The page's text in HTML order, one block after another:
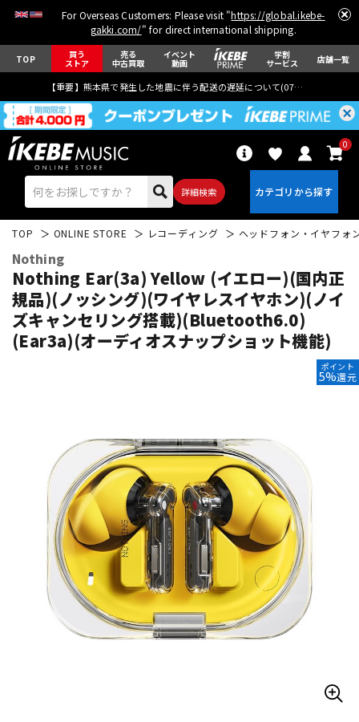
For Overseas Customers: Please visit "https://global.ikebe-
gakki.com/" for direct international shipping.
TOP 買う
ストア
売る
中古買取
イベント
動画
学割
サービス 店舗一覧
【重要】熊本県で発生した地震に伴う配送の遅延について(07月29日
詳細検索
0
エレキギター アコギ/エレアコ
ドラム パーカッション
キーボード 電子ピアノ
管楽器 その他楽器
アンプ エフェクター
TOP ONLINE STORE レコーディング ヘッドフォン・イヤフォ
Nothing
Nothing Ear(3a) Yellow (イエロー)(国内正
規品)(ノッシング)(ワイヤレスイヤホン)(ノイ
ズキャンセリング搭載)(Bluetooth6.0)
(Ear3a)(オーディオスナップショット機能)
ポイント
5%還元